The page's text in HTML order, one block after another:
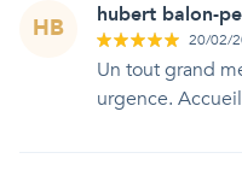
HB hubert balon-
20/02/
Un tout grand
urgence.